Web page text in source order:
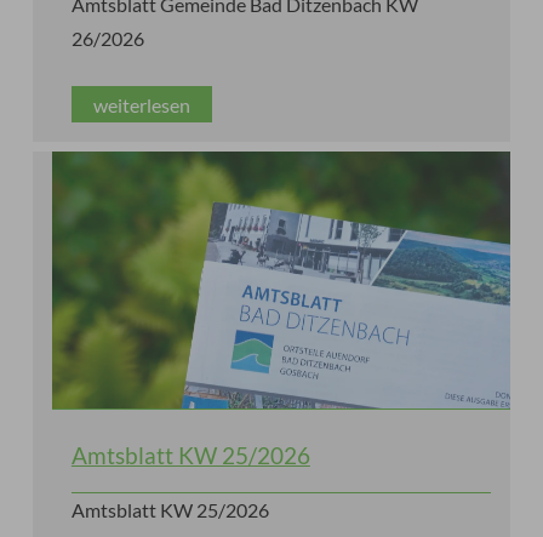
Amtsblatt Gemeinde Bad Ditzenbach KW
26/2026
weiterlesen
Amtsblatt KW 25/2026
Amtsblatt KW 25/2026